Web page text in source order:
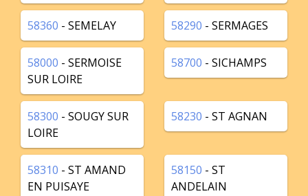
58360 - SEMELAY 58290 - SERMAGES
58000 - SERMOISE
SUR LOIRE
58700 - SICHAMPS
58300 - SOUGY SUR
LOIRE
58230 - ST AGNAN
58310 - ST AMAND
EN PUISAYE
58150 - ST
ANDELAIN